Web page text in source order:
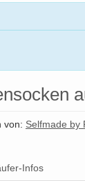
von: Selfmade by
Infos